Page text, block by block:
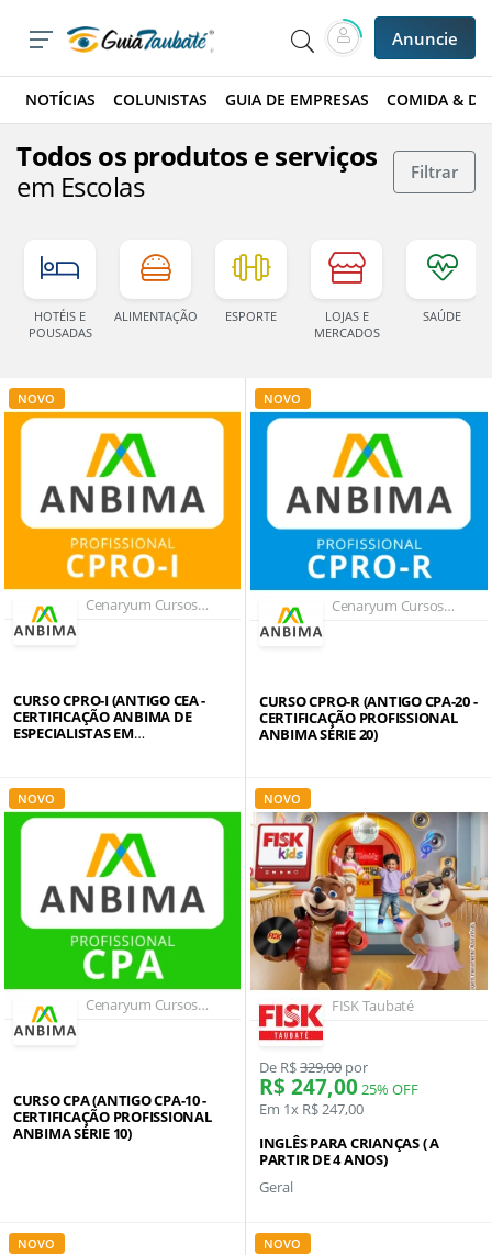
Anuncie
NOTÍCIAS COLUNISTAS GUIA DE EMPRESAS COMIDA &
Todos os produtos e serviços
em Escolas
Filtrar
HOTÉIS E
POUSADAS
ALIMENTAÇÃO ESPORTE
LOJAS E
MERCADOS
SAÚDE
NOVO
Cenaryum Cursos
CURSO CPRO-I (ANTIGO CEA -
CERTIFICAÇÃO ANBIMA DE
ESPECIALISTAS EM
NOVO
Cenaryum Cursos
CURSO CPRO-R (ANTIGO CPA-20 -
CERTIFICAÇÃO PROFISSIONAL
ANBIMA SÉRIE 20)
NOVO
Cenaryum Cursos
CURSO CPA (ANTIGO CPA-10 -
CERTIFICAÇÃO PROFISSIONAL
ANBIMA SÉRIE 10)
NOVO
FISK Taubaté
De R$329,00 por
R$ 247,0025% OFF
Em 1x R$ 247,00
INGLÊS PARA CRIANÇAS ( A
PARTIR DE 4 ANOS)
Geral
NOVO NOVO